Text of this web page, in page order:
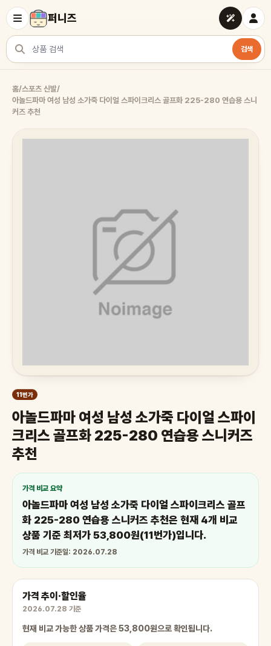
퍼니즈
상품 검색
검색
홈/스포츠 신발/
아놀드파마 여성 남성 소가죽 다이얼 스파이크리스 골프화 225-280 연습용 스니
커즈 추천
11번가
아놀드파마 여성 남성 소가죽 다이얼 스파이
크리스 골프화 225-280 연습용 스니커즈
추천
가격 비교 요약
아놀드파마 여성 남성 소가죽 다이얼 스파이크리스 골프
화 225-280 연습용 스니커즈 추천은 현재 4개 비교
상품 기준 최저가 53,800원(11번가)입니다.
가격 비교 기준일: 2026.07.28
가격 추이·할인율
2026.07.28 기준
현재 비교 가능한 상품 가격은 53,800원으로 확인됩니다.